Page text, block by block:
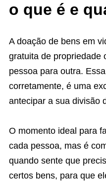
o que é e
A doação de bens em
gratuita de propriedade
pessoa para outra.
corretamente, é uma
antecipar a sua divisão
O momento ideal para
cada pessoa, mas é
quando sente que
certos bens, para que